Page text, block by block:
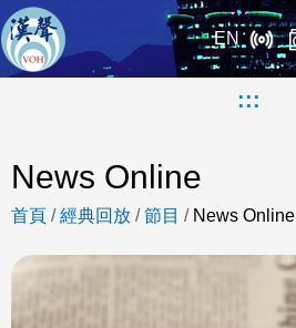
EN
:::
News Online
首頁 /經典回放 /節目 / News Online